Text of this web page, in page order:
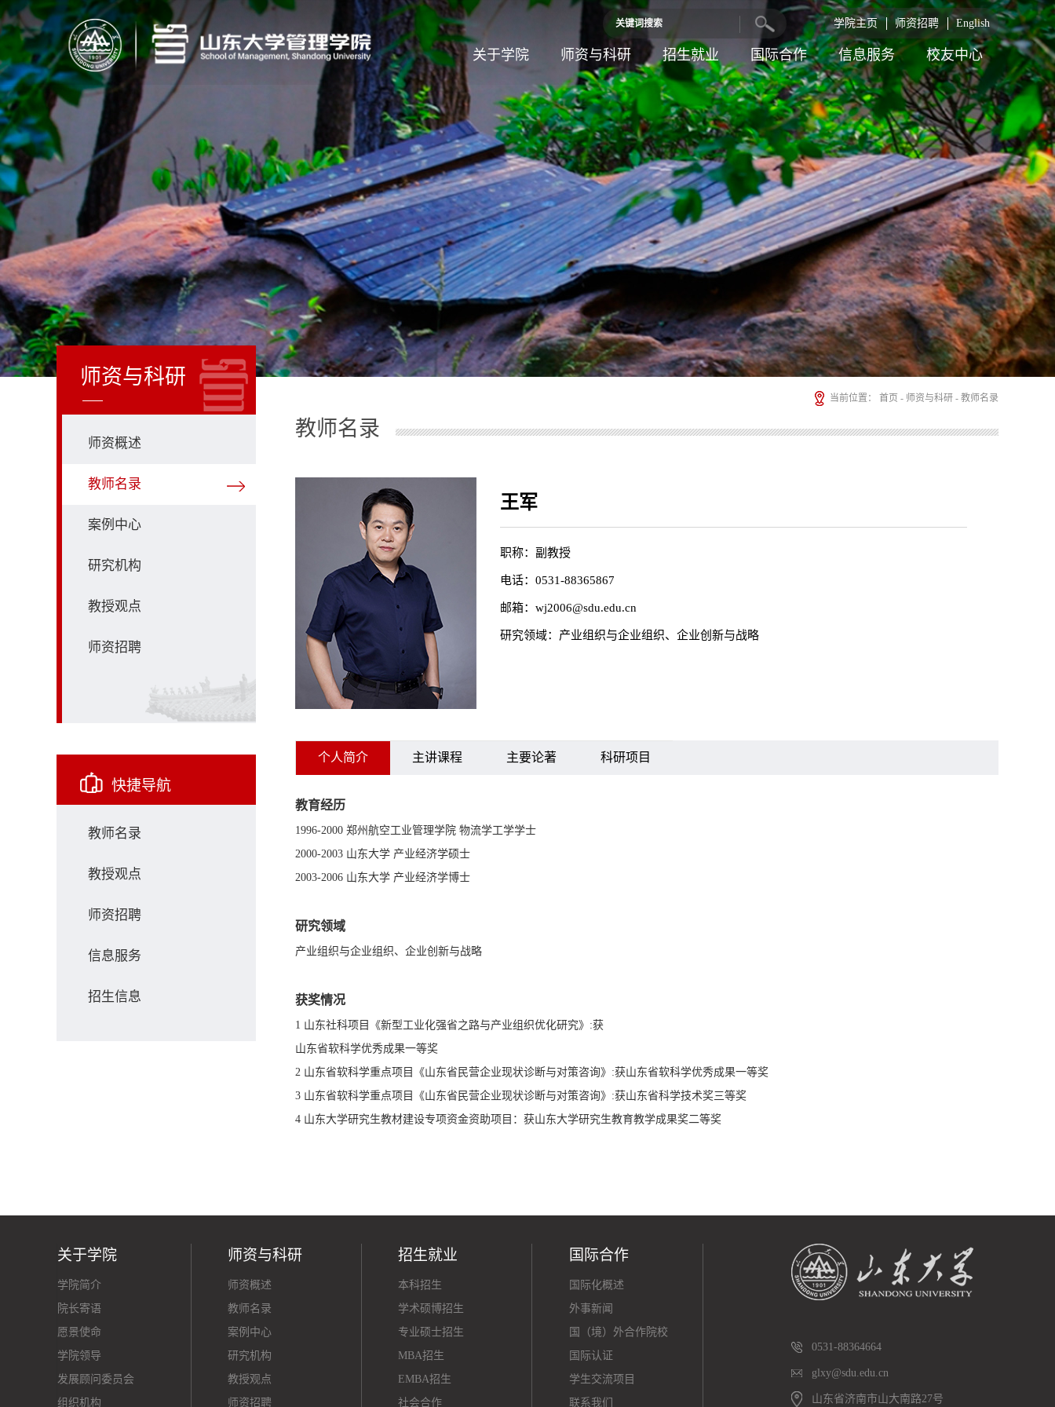
学院主页 师资招聘 English
关于学院 师资与科研 招生就业 国际合作 信息服务 校友中心
师资与科研
师资概述
教师名录
案例中心
研究机构
教授观点
师资招聘
快捷导航
教师名录
教授观点
师资招聘
信息服务
招生信息
当前位置： 首页 - 师资与科研 - 教师名录
教师名录
王军
职称：副教授
电话：0531-88365867
邮箱：wj2006@sdu.edu.cn
研究领域：产业组织与企业组织、企业创新与战略
个人简介 主讲课程 主要论著 科研项目
教育经历
1996-2000 郑州航空工业管理学院 物流学工学学士
2000-2003 山东大学 产业经济学硕士
2003-2006 山东大学 产业经济学博士
研究领域
产业组织与企业组织、企业创新与战略
获奖情况
1 山东社科项目《新型工业化强省之路与产业组织优化研究》:获
山东省软科学优秀成果一等奖
2 山东省软科学重点项目《山东省民营企业现状诊断与对策咨询》:获山东省软科学优秀成果一等奖
3 山东省软科学重点项目《山东省民营企业现状诊断与对策咨询》:获山东省科学技术奖三等奖
4 山东大学研究生教材建设专项资金资助项目：获山东大学研究生教育教学成果奖二等奖
关于学院
学院简介
院长寄语
愿景使命
学院领导
发展顾问委员会
组织机构
师资与科研
师资概述
教师名录
案例中心
研究机构
教授观点
师资招聘
招生就业
本科招生
学术硕博招生
专业硕士招生
MBA招生
EMBA招生
社会合作
国际合作
国际化概述
外事新闻
国（境）外合作院校
国际认证
学生交流项目
联系我们
0531-88364664
glxy@sdu.edu.cn
山东省济南市山大南路27号